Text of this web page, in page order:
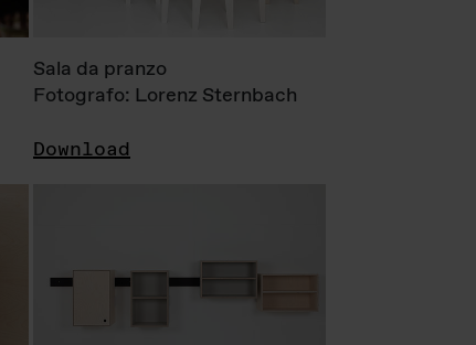
Sala da pranzo
Fotografo: Lorenz Sternbach
Download